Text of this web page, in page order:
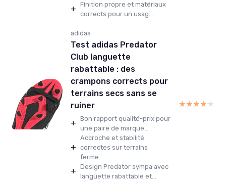
+ Finition propre et matériaux
corrects pour un usag...
adidas
Test adidas Predator
Club languette
rabattable : des
crampons corrects pour
terrains secs sans se
ruiner
+ Bon rapport qualité-prix pour
une paire de marque...
+
Accroche et stabilité
correctes sur terrains
ferme...
+ Design Predator sympa avec
languette rabattable et...
★★★★★
★★★★★